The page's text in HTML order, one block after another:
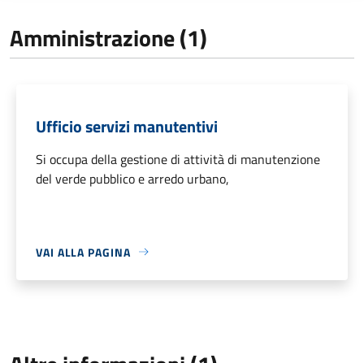
Amministrazione (1)
Ufficio servizi manutentivi
Si occupa della gestione di attività di manutenzione
del verde pubblico e arredo urbano,
VAI ALLA PAGINA